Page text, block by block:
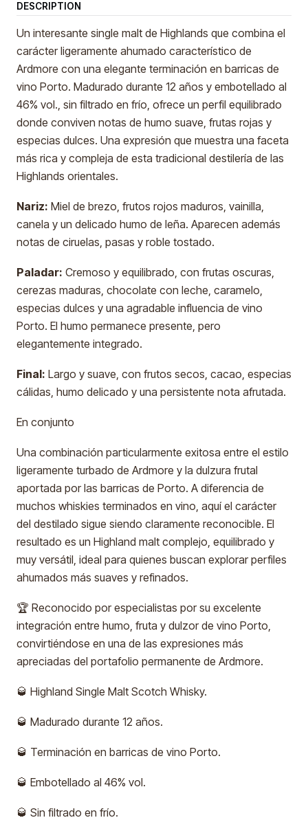
DESCRIPTION
Un interesante single malt de Highlands que combina el
carácter ligeramente ahumado característico de
Ardmore con una elegante terminación en barricas de
vino Porto. Madurado durante 12 años y embotellado al
46% vol., sin filtrado en frío, ofrece un perfil equilibrado
donde conviven notas de humo suave, frutas rojas y
especias dulces. Una expresión que muestra una faceta
más rica y compleja de esta tradicional destilería de las
Highlands orientales.
Nariz: Miel de brezo, frutos rojos maduros, vainilla,
canela y un delicado humo de leña. Aparecen además
notas de ciruelas, pasas y roble tostado.
Paladar: Cremoso y equilibrado, con frutas oscuras,
cerezas maduras, chocolate con leche, caramelo,
especias dulces y una agradable influencia de vino
Porto. El humo permanece presente, pero
elegantemente integrado.
Final: Largo y suave, con frutos secos, cacao, especias
cálidas, humo delicado y una persistente nota afrutada.
En conjunto
Una combinación particularmente exitosa entre el estilo
ligeramente turbado de Ardmore y la dulzura frutal
aportada por las barricas de Porto. A diferencia de
muchos whiskies terminados en vino, aquí el carácter
del destilado sigue siendo claramente reconocible. El
resultado es un Highland malt complejo, equilibrado y
muy versátil, ideal para quienes buscan explorar perfiles
ahumados más suaves y refinados.
🏆 Reconocido por especialistas por su excelente
integración entre humo, fruta y dulzor de vino Porto,
convirtiéndose en una de las expresiones más
apreciadas del portafolio permanente de Ardmore.
🥃 Highland Single Malt Scotch Whisky.
🥃 Madurado durante 12 años.
🥃 Terminación en barricas de vino Porto.
🥃 Embotellado al 46% vol.
🥃 Sin filtrado en frío.